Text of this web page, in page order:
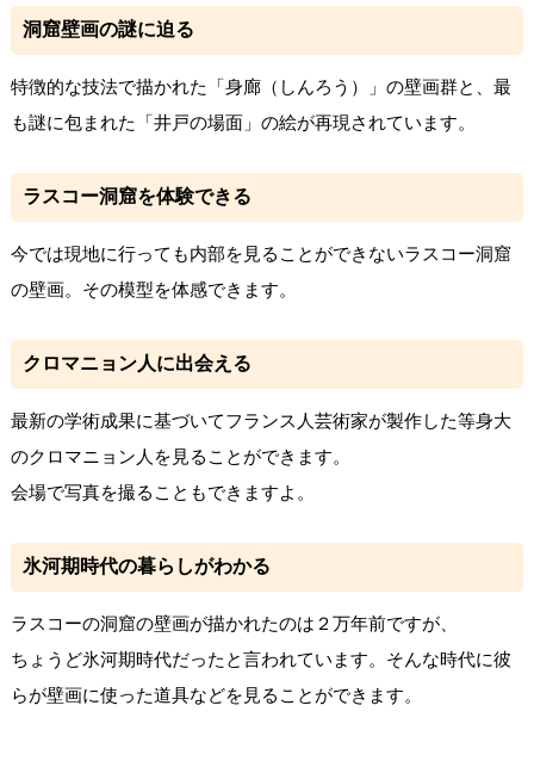
洞窟壁画の謎に迫る
特徴的な技法で描かれた「身廊（しんろう）」の壁画群と、最
も謎に包まれた「井戸の場面」の絵が再現されています。
ラスコー洞窟を体験できる
今では現地に行っても内部を見ることができないラスコー洞窟
の壁画。その模型を体感できます。
クロマニョン人に出会える
最新の学術成果に基づいてフランス人芸術家が製作した等身大
のクロマニョン人を見ることができます。
会場で写真を撮ることもできますよ。
氷河期時代の暮らしがわかる
ラスコーの洞窟の壁画が描かれたのは２万年前ですが、
ちょうど氷河期時代だったと言われています。そんな時代に彼
らが壁画に使った道具などを見ることができます。